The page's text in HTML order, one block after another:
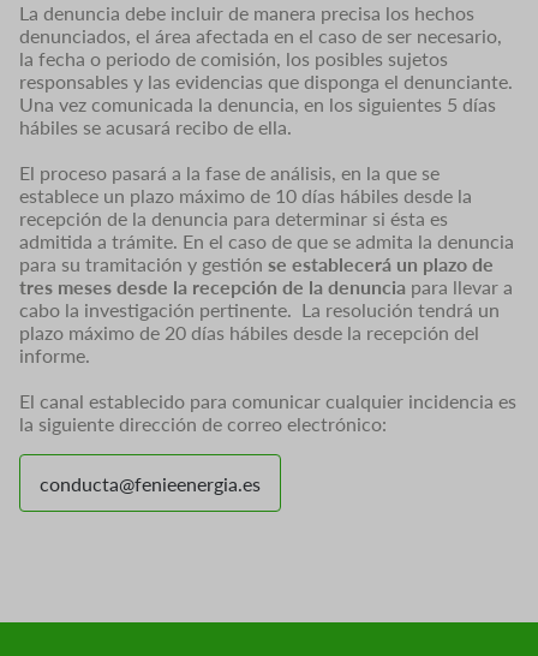
La denuncia debe incluir de manera precisa los hechos
denunciados, el área afectada en el caso de ser necesario,
la fecha o periodo de comisión, los posibles sujetos
responsables y las evidencias que disponga el denunciante.
Una vez comunicada la denuncia, en los siguientes 5 días
hábiles se acusará recibo de ella.
El proceso pasará a la fase de análisis, en la que se
establece un plazo máximo de 10 días hábiles desde la
recepción de la denuncia para determinar si ésta es
admitida a trámite. En el caso de que se admita la denuncia
para su tramitación y gestión se establecerá un plazo de
tres meses desde la recepción de la denuncia para llevar a
cabo la investigación pertinente. La resolución tendrá un
plazo máximo de 20 días hábiles desde la recepción del
informe.
El canal establecido para comunicar cualquier incidencia es
la siguiente dirección de correo electrónico:
conducta@fenieenergia.es